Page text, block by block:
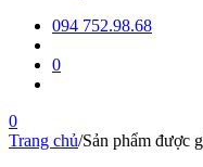
094 752.98.68
0
0
Trang chủ/Sản phẩm được